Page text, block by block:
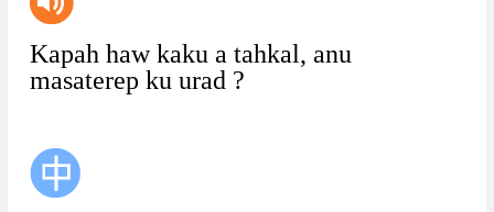
Kapah haw kaku a tahkal, anu
masaterep ku urad ?